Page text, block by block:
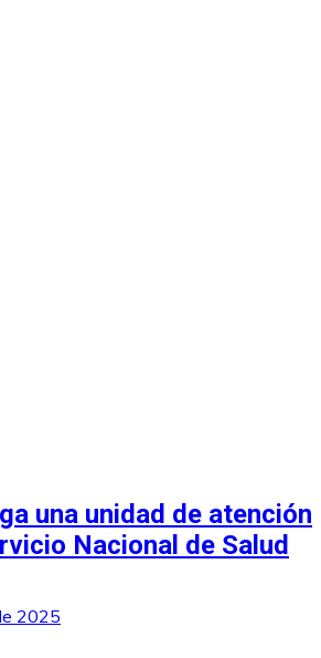
una unidad de atención
Nacional de Salud
2025